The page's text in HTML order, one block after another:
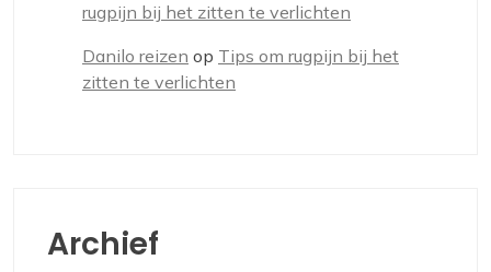
rugpijn bij het zitten te verlichten
Danilo reizen op Tips om rugpijn bij het
zitten te verlichten
Archief